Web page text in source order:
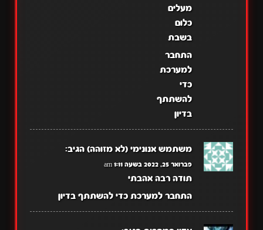
מעלים
כלום
בשבת
התחבר
למערכת
כדי
להשתתף
בדיון
משתמש אנונימי (לא מזוהה) הגיב:
פברואר 25, 2022 בשעה 1:11 am
תודה רבה אהבתי
התחבר למערכת כדי להשתתף בדיון